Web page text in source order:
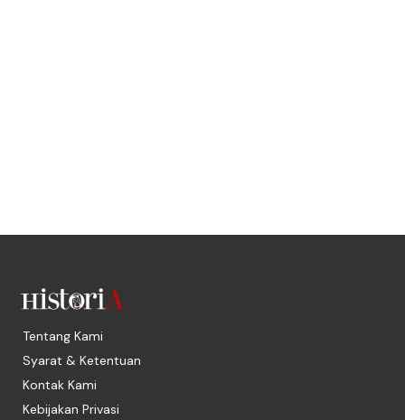
Tentang Kami
Syarat & Ketentuan
Kontak Kami
Kebijakan Privasi